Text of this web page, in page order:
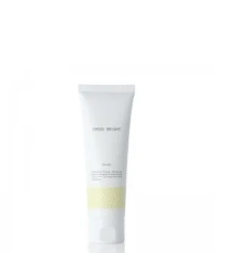
ち、うるおいを保つことで肌を整え
ること*3 加水分解コンキオリン*4
ヒアルロン酸Na
薬用ニキビ対策スキンケアシリーズ
です。5種の和漢植物由来成分とコ
ラーゲンが肌をいたわりながらうる
おいを与え、バリア機能を維持。ニ
キビができにくい肌を目指します。
さらにビタミンC誘導体をはじめと
した5種の整肌成分(*1)から成る